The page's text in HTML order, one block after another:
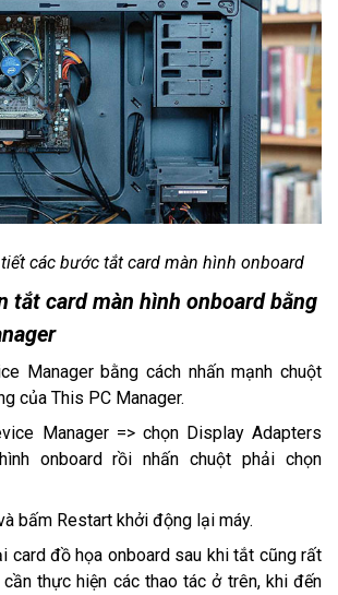
các bước tắt card màn hình onboard
tắt card màn hình onboard bằng
Manager bằng cách nhấn mạnh chuột
của This PC Manager.
Manager => chọn Display Adapters
onboard rồi nhấn chuột phải chọn
bấm Restart khởi động lại máy.
card đồ họa onboard sau khi tắt cũng rất
thực hiện các thao tác ở trên, khi đến